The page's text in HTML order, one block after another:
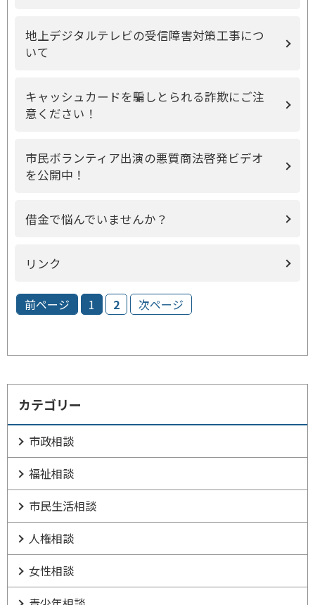
地上デジタルテレビの受信障害対策工事につ
いて
キャッシュカードを騙しとられる詐欺にご注
意ください！
市民ボランティア出演の悪質商法啓発ビデオ
を公開中！
借金で悩んでいませんか？
リンク
前ページ 1 2 次ページ
カテゴリー
市政相談
福祉相談
市民生活相談
人権相談
女性相談